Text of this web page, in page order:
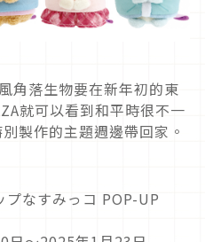
角落生物要在新年初的東
就可以看到和平時很不一
製作的主題週邊帶回家。
なすみっコ POP-UP